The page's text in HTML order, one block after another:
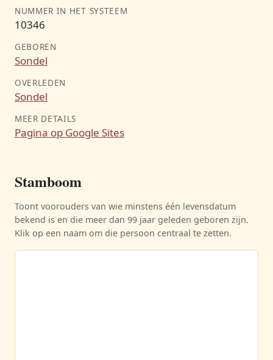
NUMMER IN HET SYSTEEM
10346
GEBOREN
Sondel
OVERLEDEN
Sondel
MEER DETAILS
Pagina op Google Sites
Stamboom
Toont voorouders van wie minstens één levensdatum
bekend is en die meer dan 99 jaar geleden geboren zijn.
Klik op een naam om die persoon centraal te zetten.